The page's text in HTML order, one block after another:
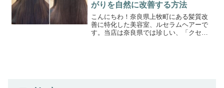
がりを自然に改善する方法
こんにちわ！奈良県上牧町にある髪質改
善に特化した美容室、ルセラムヘアーで
す。当店は奈良県では珍しい、「クセ毛